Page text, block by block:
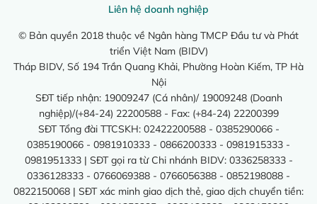
Liên hệ doanh nghiệp
© Bản quyền 2018 thuộc về Ngân hàng TMCP Đầu tư và Phát
triển Việt Nam (BIDV)
Tháp BIDV, Số 194 Trần Quang Khải, Phường Hoàn Kiếm, TP Hà
Nội
SĐT tiếp nhận: 19009247 (Cá nhân)/ 19009248 (Doanh
nghiệp)/(+84-24) 22200588 - Fax: (+84-24) 22200399
SĐT Tổng đài TTCSKH: 02422200588 - 0385290066 -
0385190066 - 0981910333 - 0866200333 - 0981915333 -
0981951333 | SĐT gọi ra từ Chi nhánh BIDV: 0336258333 -
0336128333 - 0766069388 - 0766056388 - 0852198088 -
0822150068 | SĐT xác minh giao dịch thẻ, giao dịch chuyển tiền: